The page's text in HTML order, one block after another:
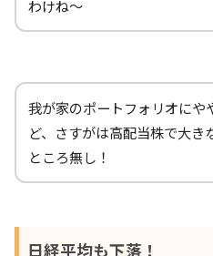
わけね～
我が家のポートフォリオにや
ど、さすがは高配当株で大き
ところ無し！
日経平均も下落！